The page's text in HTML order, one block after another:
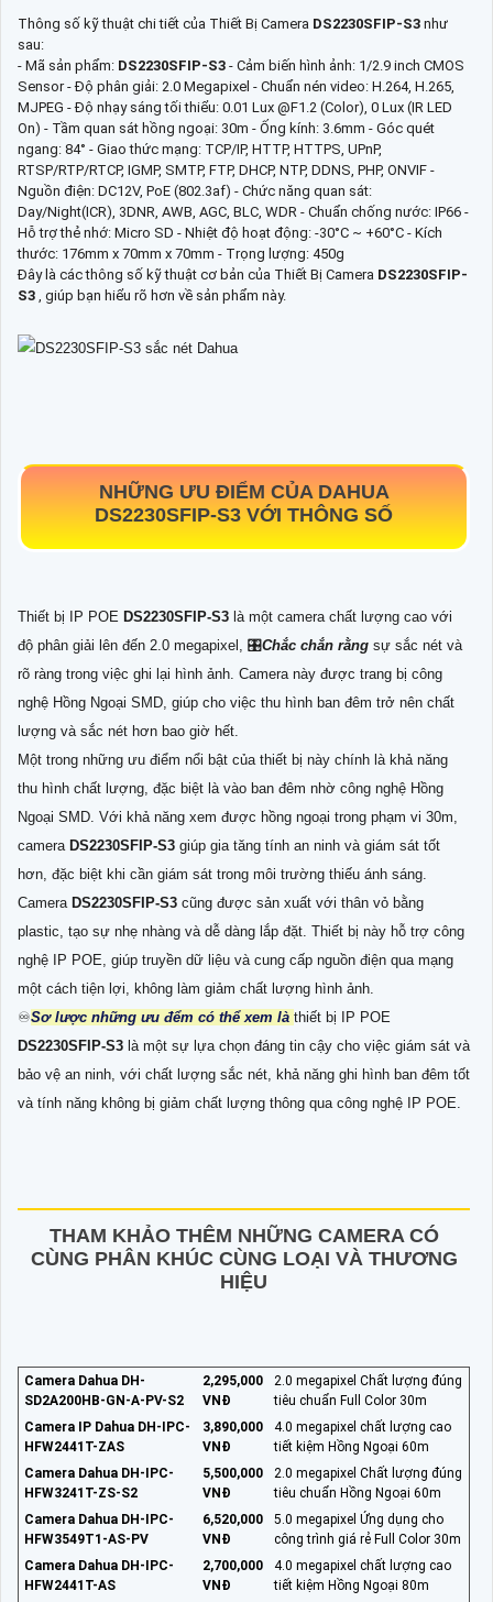
Thông số kỹ thuật chi tiết của Thiết Bị Camera DS2230SFIP-S3 như
sau:
- Mã sản phẩm: DS2230SFIP-S3 - Cảm biến hình ảnh: 1/2.9 inch CMOS
Sensor - Độ phân giải: 2.0 Megapixel - Chuẩn nén video: H.264, H.265,
MJPEG - Độ nhạy sáng tối thiểu: 0.01 Lux @F1.2 (Color), 0 Lux (IR LED
On) - Tầm quan sát hồng ngoại: 30m - Ống kính: 3.6mm - Góc quét
ngang: 84° - Giao thức mạng: TCP/IP, HTTP, HTTPS, UPnP,
RTSP/RTP/RTCP, IGMP, SMTP, FTP, DHCP, NTP, DDNS, PHP, ONVIF -
Nguồn điện: DC12V, PoE (802.3af) - Chức năng quan sát:
Day/Night(ICR), 3DNR, AWB, AGC, BLC, WDR - Chuẩn chống nước: IP66 -
Hỗ trợ thẻ nhớ: Micro SD - Nhiệt độ hoạt động: -30°C ~ +60°C - Kích
thước: 176mm x 70mm x 70mm - Trọng lượng: 450g
Đây là các thông số kỹ thuật cơ bản của Thiết Bị Camera DS2230SFIP-
S3 , giúp bạn hiểu rõ hơn về sản phẩm này.
NHỮNG ƯU ĐIỂM CỦA DAHUA
DS2230SFIP-S3 VỚI THÔNG SỐ
Thiết bị IP POE DS2230SFIP-S3 là một camera chất lượng cao với
độ phân giải lên đến 2.0 megapixel, 🎛Chắc chắn rằng sự sắc nét và
rõ ràng trong việc ghi lại hình ảnh. Camera này được trang bị công
nghệ Hồng Ngoại SMD, giúp cho việc thu hình ban đêm trở nên chất
lượng và sắc nét hơn bao giờ hết.
Một trong những ưu điểm nổi bật của thiết bị này chính là khả năng
thu hình chất lượng, đặc biệt là vào ban đêm nhờ công nghệ Hồng
Ngoại SMD. Với khả năng xem được hồng ngoại trong phạm vi 30m,
camera DS2230SFIP-S3 giúp gia tăng tính an ninh và giám sát tốt
hơn, đặc biệt khi cần giám sát trong môi trường thiếu ánh sáng.
Camera DS2230SFIP-S3 cũng được sản xuất với thân vỏ bằng
plastic, tạo sự nhẹ nhàng và dễ dàng lắp đặt. Thiết bị này hỗ trợ công
nghệ IP POE, giúp truyền dữ liệu và cung cấp nguồn điện qua mạng
một cách tiện lợi, không làm giảm chất lượng hình ảnh.
♾Sơ lược những ưu đểm có thể xem là thiết bị IP POE
DS2230SFIP-S3 là một sự lựa chọn đáng tin cậy cho việc giám sát và
bảo vệ an ninh, với chất lượng sắc nét, khả năng ghi hình ban đêm tốt
và tính năng không bị giảm chất lượng thông qua công nghệ IP POE.
THAM KHẢO THÊM NHỮNG CAMERA CÓ
CÙNG PHÂN KHÚC CÙNG LOẠI VÀ THƯƠNG
HIỆU
Camera Dahua DH-
SD2A200HB-GN-A-PV-S2
2,295,000
VNĐ
2.0 megapixel Chất lượng đúng
tiêu chuẩn Full Color 30m
Camera IP Dahua DH-IPC-
HFW2441T-ZAS
3,890,000
VNĐ
4.0 megapixel chất lượng cao
tiết kiệm Hồng Ngoại 60m
Camera Dahua DH-IPC-
HFW3241T-ZS-S2
5,500,000
VNĐ
2.0 megapixel Chất lượng đúng
tiêu chuẩn Hồng Ngoại 60m
Camera Dahua DH-IPC-
HFW3549T1-AS-PV
6,520,000
VNĐ
5.0 megapixel Ứng dụng cho
công trình giá rẻ Full Color 30m
Camera Dahua DH-IPC-
HFW2441T-AS
2,700,000
VNĐ
4.0 megapixel chất lượng cao
tiết kiệm Hồng Ngoại 80m